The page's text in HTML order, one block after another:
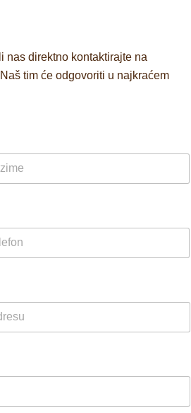
nas direktno kontaktirajte na
tim će odgovoriti u najkraćem